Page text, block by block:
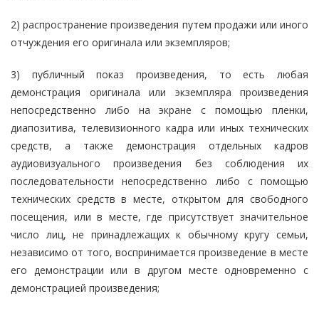
2) распространение произведения путем продажи или иного
отчуждения его оригинала или экземпляров;
3) публичный показ произведения, то есть любая
демонстрация оригинала или экземпляра произведения
непосредственно либо на экране с помощью пленки,
диапозитива, телевизионного кадра или иных технических
средств, а также демонстрация отдельных кадров
аудиовизуального произведения без соблюдения их
последовательности непосредственно либо с помощью
технических средств в месте, открытом для свободного
посещения, или в месте, где присутствует значительное
число лиц, не принадлежащих к обычному кругу семьи,
независимо от того, воспринимается произведение в месте
его демонстрации или в другом месте одновременно с
демонстрацией произведения;